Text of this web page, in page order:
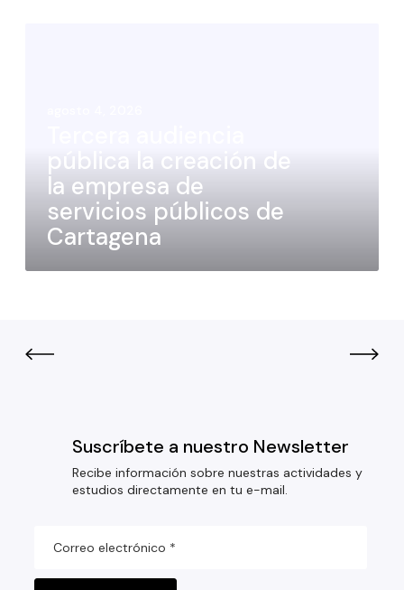
pública la creación de
la empresa de
servicios públicos de
Cartagena
Suscríbete a nuestro Newsletter
Recibe información sobre nuestras actividades y
estudios directamente en tu e-mail.